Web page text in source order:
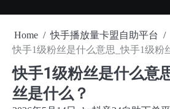
Home
快手播放量卡盟自助平台
快手1级粉丝是什么意思_快手1级粉
快手1级粉丝是什么意
丝是什么？